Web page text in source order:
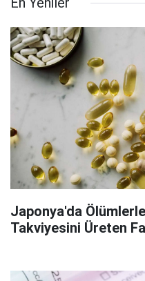
Japonya'da
Takviyesini Üreten